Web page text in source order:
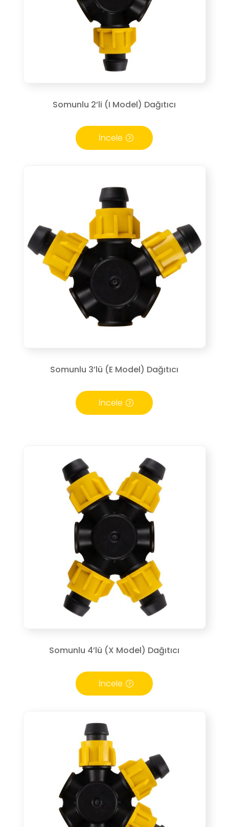
Somunlu 2’li (I Model) Dağıtıcı
İncele
Somunlu 3’lü (E Model) Dağıtıcı
İncele
Somunlu 4’lü (X Model) Dağıtıcı
İncele